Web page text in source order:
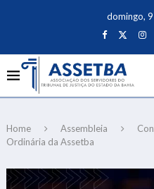
domingo,
Home Assembleia
Ordinária da Assetba